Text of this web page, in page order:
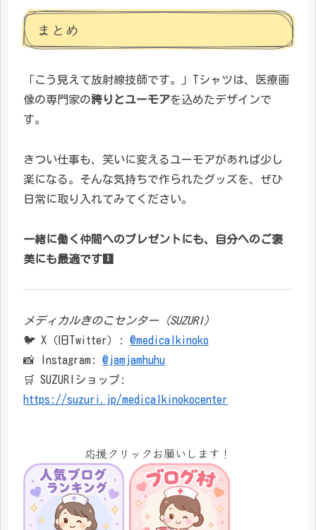
まとめ
「こう見えて放射線技師です。」Tシャツは、医療画
像の専門家の誇りとユーモアを込めたデザインで
す。
きつい仕事も、笑いに変えるユーモアがあれば少し
楽になる。そんな気持ちで作られたグッズを、ぜひ
日常に取り入れてみてください。
一緒に働く仲間へのプレゼントにも、自分へのご褒
美にも最適です🩻
メディカルきのこセンター（SUZURI）
🐦 X（旧Twitter）: @medicalkinoko
📸 Instagram: @jamjamhuhu
🛒 SUZURIショップ:
https://suzuri.jp/medicalkinokocenter
応援クリックお願いします！